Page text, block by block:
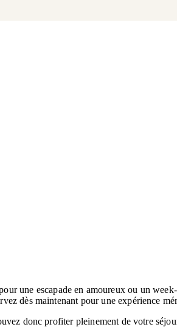
une escapade en amoureux ou un
dès maintenant pour une expérience
donc profiter pleinement de votre